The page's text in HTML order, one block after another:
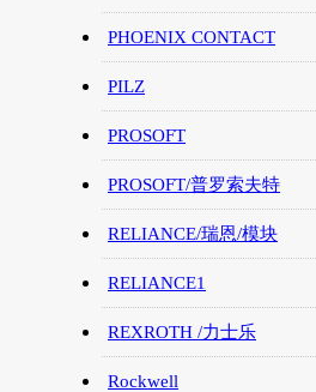
PHOENIX CONTACT
PILZ
PROSOFT
PROSOFT/普罗索夫特
RELIANCE/瑞恩/模块
RELIANCE1
REXROTH /力士乐
Rockwell